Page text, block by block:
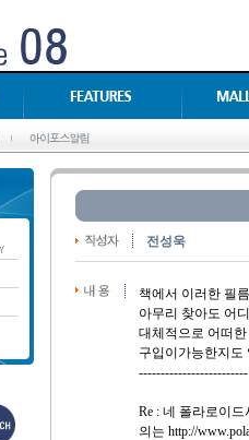
전성욱
책에서 이러한 필
아무리 찾아도 어
대체적으로 어떠
구입이가능한지도
-------------------------
Re : 네 폴라로이
의는 http://